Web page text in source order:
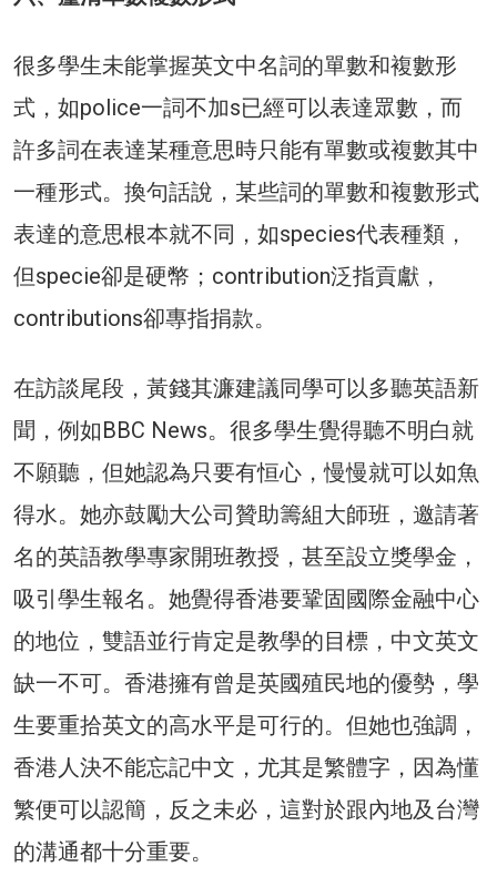
很多學生未能掌握英文中名詞的單數和複數形
式，如police一詞不加s已經可以表達眾數，而
許多詞在表達某種意思時只能有單數或複數其中
一種形式。換句話說，某些詞的單數和複數形式
表達的意思根本就不同，如species代表種類，
但specie卻是硬幣；contribution泛指貢獻，
contributions卻專指捐款。
在訪談尾段，黃錢其濂建議同學可以多聽英語新
聞，例如BBC News。很多學生覺得聽不明白就
不願聽，但她認為只要有恒心，慢慢就可以如魚
得水。她亦鼓勵大公司贊助籌組大師班，邀請著
名的英語教學專家開班教授，甚至設立獎學金，
吸引學生報名。她覺得香港要鞏固國際金融中心
的地位，雙語並行肯定是教學的目標，中文英文
缺一不可。香港擁有曾是英國殖民地的優勢，學
生要重拾英文的高水平是可行的。但她也強調，
香港人決不能忘記中文，尤其是繁體字，因為懂
繁便可以認簡，反之未必，這對於跟內地及台灣
的溝通都十分重要。